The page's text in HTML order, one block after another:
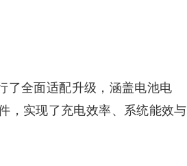
了全面适配升级，涵盖电池电
，实现了充电效率、系统能效与